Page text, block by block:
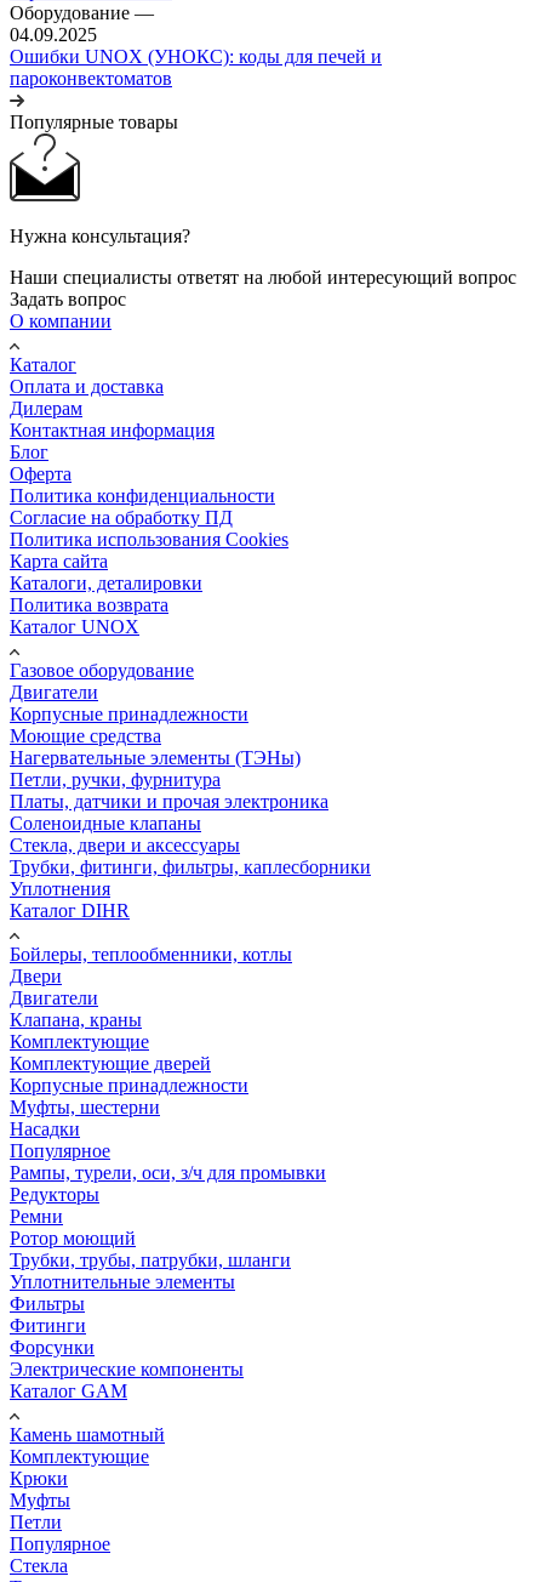
Оборудование —
04.09.2025
Ошибки UNOX (УНОКС): коды для печей и
пароконвектоматов
Популярные товары
Нужна консультация?
Наши специалисты ответят на любой интересующий вопрос
Задать вопрос
О компании
Каталог
Оплата и доставка
Дилерам
Контактная информация
Блог
Оферта
Политика конфиденциальности
Согласие на обработку ПД
Политика использования Cookies
Карта сайта
Каталоги, деталировки
Политика возврата
Каталог UNOX
Газовое оборудование
Двигатели
Корпусные принадлежности
Моющие средства
Нагервательные элементы (ТЭНы)
Петли, ручки, фурнитура
Платы, датчики и прочая электроника
Соленоидные клапаны
Стекла, двери и аксессуары
Трубки, фитинги, фильтры, каплесборники
Уплотнения
Каталог DIHR
Бойлеры, теплообменники, котлы
Двери
Двигатели
Клапана, краны
Комплектующие
Комплектующие дверей
Корпусные принадлежности
Муфты, шестерни
Насадки
Популярное
Рампы, турели, оси, з/ч для промывки
Редукторы
Ремни
Ротор моющий
Трубки, трубы, патрубки, шланги
Уплотнительные элементы
Фильтры
Фитинги
Форсунки
Электрические компоненты
Каталог GAM
Камень шамотный
Комплектующие
Крюки
Муфты
Петли
Популярное
Стекла